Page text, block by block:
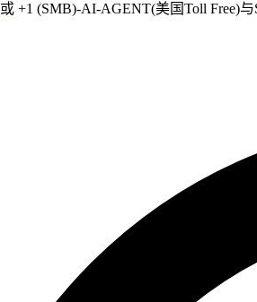
或 +1 (SMB)-AI-AGENT(美国Toll Free)与